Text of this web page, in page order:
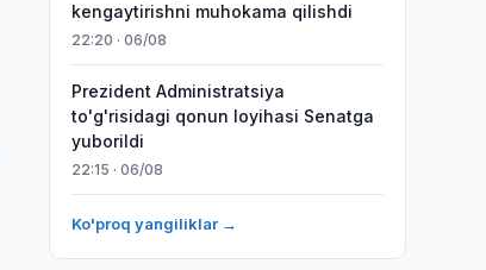
kengaytirishni muhokama qilishdi
22:20 · 06/08
Prezident Administratsiya
to'g'risidagi qonun loyihasi Senatga
yuborildi
22:15 · 06/08
Ko'proq yangiliklar →